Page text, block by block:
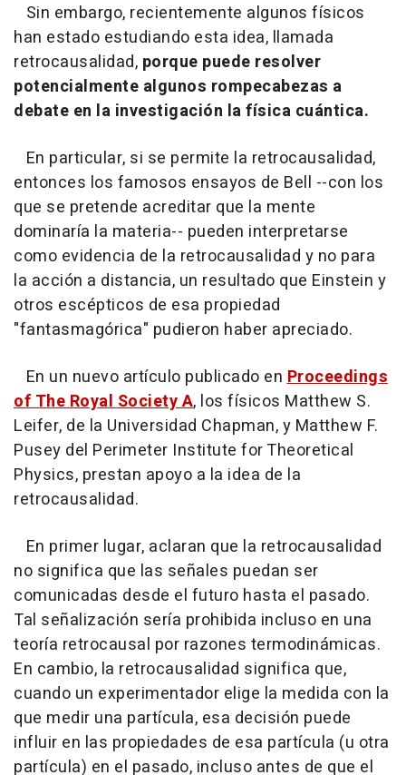
Sin embargo, recientemente algunos físicos
han estado estudiando esta idea, llamada
retrocausalidad, porque puede resolver
potencialmente algunos rompecabezas a
debate en la investigación la física cuántica.
En particular, si se permite la retrocausalidad,
entonces los famosos ensayos de Bell --con los
que se pretende acreditar que la mente
dominaría la materia-- pueden interpretarse
como evidencia de la retrocausalidad y no para
la acción a distancia, un resultado que Einstein y
otros escépticos de esa propiedad
"fantasmagórica" pudieron haber apreciado.
En un nuevo artículo publicado enProceedings
of The Royal Society A, los físicos Matthew S.
Leifer, de la Universidad Chapman, y Matthew F.
Pusey del Perimeter Institute for Theoretical
Physics, prestan apoyo a la idea de la
retrocausalidad.
En primer lugar, aclaran que la retrocausalidad
no significa que las señales puedan ser
comunicadas desde el futuro hasta el pasado.
Tal señalización sería prohibida incluso en una
teoría retrocausal por razones termodinámicas.
En cambio, la retrocausalidad significa que,
cuando un experimentador elige la medida con la
que medir una partícula, esa decisión puede
influir en las propiedades de esa partícula (u otra
partícula) en el pasado, incluso antes de que el